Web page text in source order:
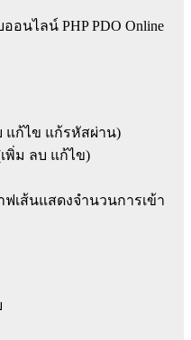
นไลน์ PHP PDO Online
แก้ไข แก้รหัสผ่าน)
พิ่ม ลบ แก้ไข)
ฟเส้นแสดงจำนวนการเข้า